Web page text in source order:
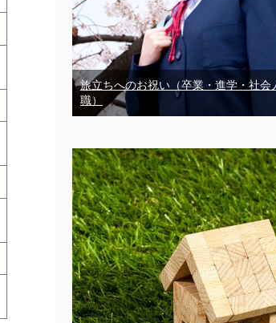
旅立ちへのお祝い（卒業・進学・社会
職）